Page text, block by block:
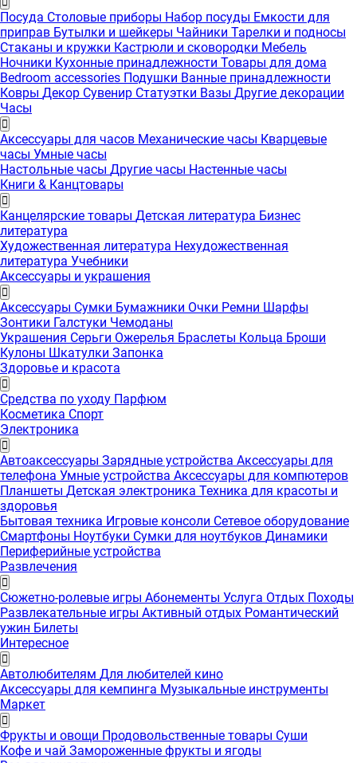
Посуда Столовые приборы Набор посуды Емкости для
приправ Бутылки и шейкеры Чайники Тарелки и подносы
Стаканы и кружки Кастрюли и сковородки Мебель
Ночники Кухонные принадлежности Товары для дома
Bedroom accessories Подушки Ванные принадлежности
Ковры Декор Сувенир Статуэтки Вазы Другие декорации
Часы
Аксессуары для часов Механические часы Кварцевые
часы Умные часы
Настольные часы Другие часы Настенные часы
Книги & Канцтовары
Канцелярские товары Детская литература Бизнес
литература
Художественная литература Нехудожественная
литература Учебники
Аксессуары и украшения
Аксессуары Сумки Бумажники Очки Ремни Шарфы
Зонтики Галстуки Чемоданы
Украшения Серьги Ожерелья Браслеты Кольца Броши
Кулоны Шкатулки Запонка
Здоровье и красота
Средства по уходу Парфюм
Косметика Спорт
Электроника
Автоаксессуары Зарядные устройства Аксессуары для
телефона Умные устройства Аксессуары для компютеров
Планшеты Детская электроника Техника для красоты и
здоровья
Бытовая техника Игровые консоли Сетевое оборудование
Смартфоны Ноутбуки Сумки для ноутбуков Динамики
Периферийные устройства
Развлечения
Сюжетно-ролевые игры Абонементы Услуга Отдых Походы
Развлекательные игры Активный отдых Романтический
ужин Билеты
Интересноe
Автолюбителям Для любителей кино
Аксессуары для кемпинга Музыкальные инструменты
Маркет
Фрукты и овощи Продовольственные товары Суши
Кофе и чай Замороженные фрукты и ягоды